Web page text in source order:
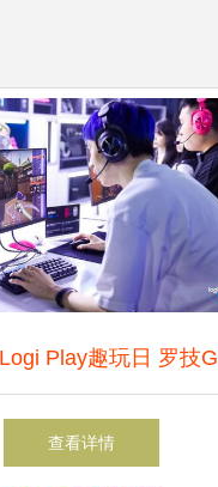
Play趣玩日 罗技G
戏装备新境界，与全球
查看详情